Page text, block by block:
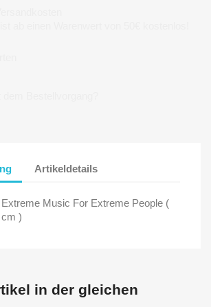
Artikeldetails
Music For Extreme People (
)
in der gleichen